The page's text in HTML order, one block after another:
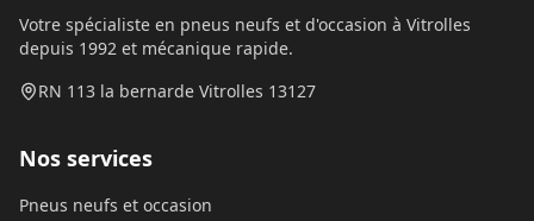
Votre spécialiste en pneus neufs et d'occasion à Vitrolles
depuis 1992 et mécanique rapide.
RN 113 la bernarde Vitrolles 13127
Nos services
Pneus neufs et occasion